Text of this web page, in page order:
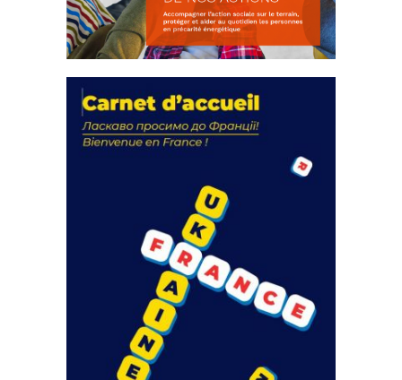
actions
18 septembre 2023
FEUILLETER